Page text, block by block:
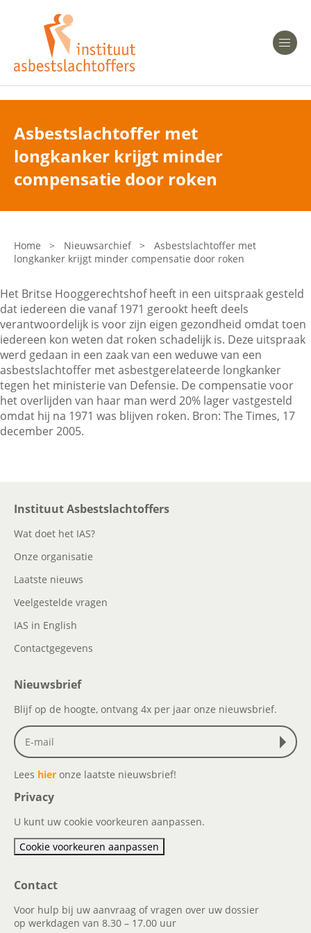
Heeft u Mesothelioom?
Heeft u Asbestose?
Bent u arts?
Bent u werkgever of verzekeraar?
Asbest en Gezondheid
Laatste nieuws
Onze organisatie
Veelgestelde vragen
Contactgegevens
Zoeken
Asbestslachtoffer met
longkanker krijgt minder
compensatie door roken
Home > Nieuwsarchief >
Asbestslachtoffer met
longkanker krijgt minder compensatie door roken
Het Britse Hooggerechtshof heeft in een uitspraak gesteld
dat iedereen die vanaf 1971 gerookt heeft deels
verantwoordelijk is voor zijn eigen gezondheid omdat toen
iedereen kon weten dat roken schadelijk is. Deze uitspraak
werd gedaan in een zaak van een weduwe van een
asbestslachtoffer met asbestgerelateerde longkanker
tegen het ministerie van Defensie. De compensatie voor
het overlijden van haar man werd 20% lager vastgesteld
omdat hij na 1971 was blijven roken. Bron: The Times, 17
december 2005.
Instituut Asbestslachtoffers
Wat doet het IAS?
Onze organisatie
Laatste nieuws
Veelgestelde vragen
IAS in English
Contactgegevens
Nieuwsbrief
Blijf op de hoogte, ontvang 4x per jaar onze nieuwsbrief.
Lees hier onze laatste nieuwsbrief!
Privacy
U kunt uw cookie voorkeuren aanpassen.
Cookie voorkeuren aanpassen
Contact
Voor hulp bij uw aanvraag of vragen over uw dossier
op werkdagen van 8.30 – 17.00 uur